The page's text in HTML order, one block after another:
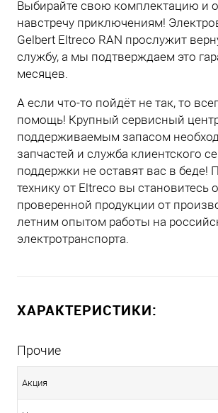
Выбирайте свою комплектацию и
навстречу приключениям!
Gelbert Eltreco RAN прослужит
службу, а мы подтверждаем это
месяцев.
А если что-то пойдёт не так, то
помощь! Крупный сервисный
поддерживаемым запасом
запчастей и служба клиентского
поддержки не оставят вас в беде!
технику от Eltreco вы становитесь
проверенной продукции от
летним опытом работы на
электротранспорта.
ХАРАКТЕРИСТИКИ:
Прочие
Акция